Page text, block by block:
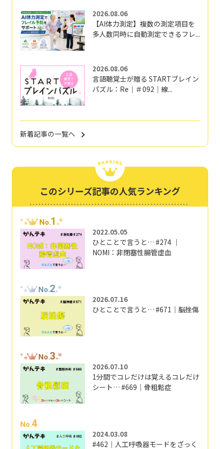
2026.08.06
【AI体力測定】複数の測定項目を
多人数同時に自動測定できるフレ...
2026.08.06
言語聴覚士が贈る STARTブレイン
パズル：Re｜＃092｜線...
新着記事の一覧へ
このシリーズ記事の人気ランキング
No.1
2022.05.05
ひとことで言うと… #274 ｜
NOMI：非閉塞性腸管虚血
No.2
2026.07.16
ひとことで言うと… #671｜脳挫傷
No.3
2026.07.10
1分間でコレだけは覚えるコレだけ
シート… #669｜骨粗鬆症
No.4
2024.03.08
#462｜人工呼吸器モードをざっく